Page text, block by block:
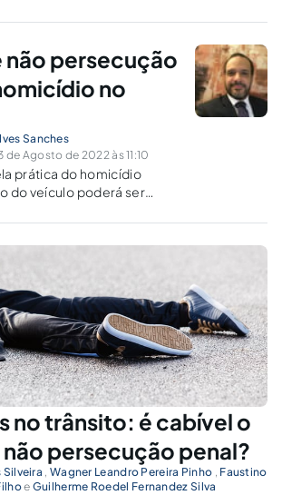
persecução
no
Sanches
de Agosto de 2022 às 11:10
prática do homicídio
do veículo poderá ser
no trânsito: é cabível o
persecução penal?
Silveira , Wagner Leandro Pereira Pinho , Faustino
e Guilherme Roedel Fernandez Silva